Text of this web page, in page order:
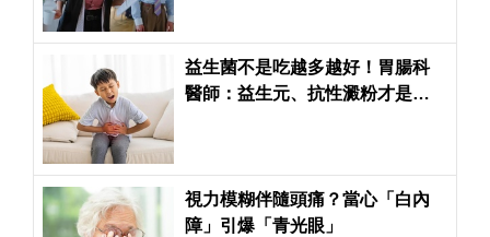
益生菌不是吃越多越好！胃腸科
醫師：益生元、抗性澱粉才是腸
視力模糊伴隨頭痛？當心「白內
障」引爆「青光眼」